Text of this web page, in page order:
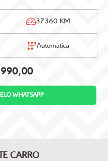
37360 KM
Automática
WHATSAPP
CARRO